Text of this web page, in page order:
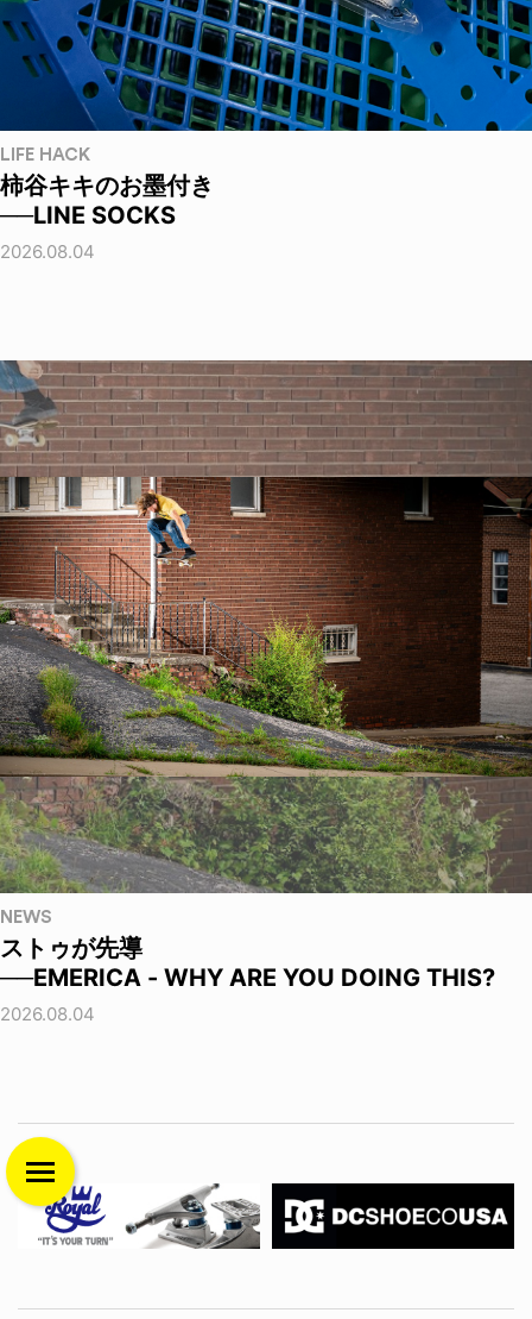
LIFE HACK
柿谷キキのお墨付き
──LINE SOCKS
2026.08.04
NEWS
ストゥが先導
──EMERICA - WHY ARE YOU DOING THIS?
2026.08.04